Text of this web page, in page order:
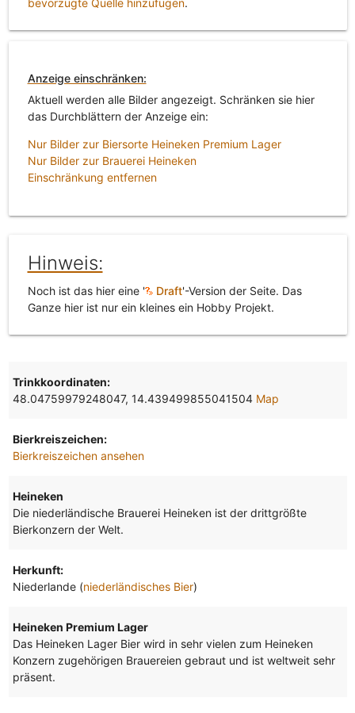
Anzeige einschränken:
Aktuell werden alle Bilder angezeigt. Schränken sie hier
das Durchblättern der Anzeige ein:
Nur Bilder zur Biersorte Heineken Premium Lager
Nur Bilder zur Brauerei Heineken
Einschränkung entfernen
Hinweis:
Noch ist das hier eine ' Draft'-Version der Seite. Das
Ganze hier ist nur ein kleines ein Hobby Projekt.
Trinkkoordinaten:
48.04759979248047, 14.439499855041504 Map
Bierkreiszeichen:
Bierkreiszeichen ansehen
Heineken
Die niederländische Brauerei Heineken ist der drittgrößte
Bierkonzern der Welt.
Herkunft:
Niederlande (niederländisches Bier)
Heineken Premium Lager
Das Heineken Lager Bier wird in sehr vielen zum Heineken
Konzern zugehörigen Brauereien gebraut und ist weltweit sehr
präsent.